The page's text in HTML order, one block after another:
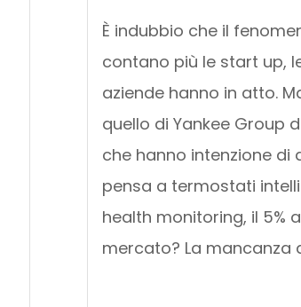
È indubbio che il
contano più le start up,
aziende hanno in atto.
quello di Yankee Group
che hanno intenzione di
pensa a termostati
health monitoring, il 5%
mercato? La mancanza